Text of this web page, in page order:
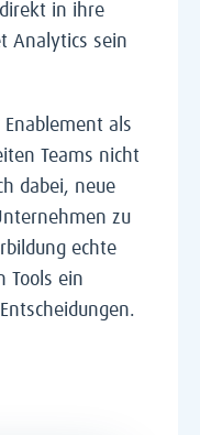
in ihre
Analytics sein
als
Teams nicht
dabei, neue
zu
echte
Tools ein